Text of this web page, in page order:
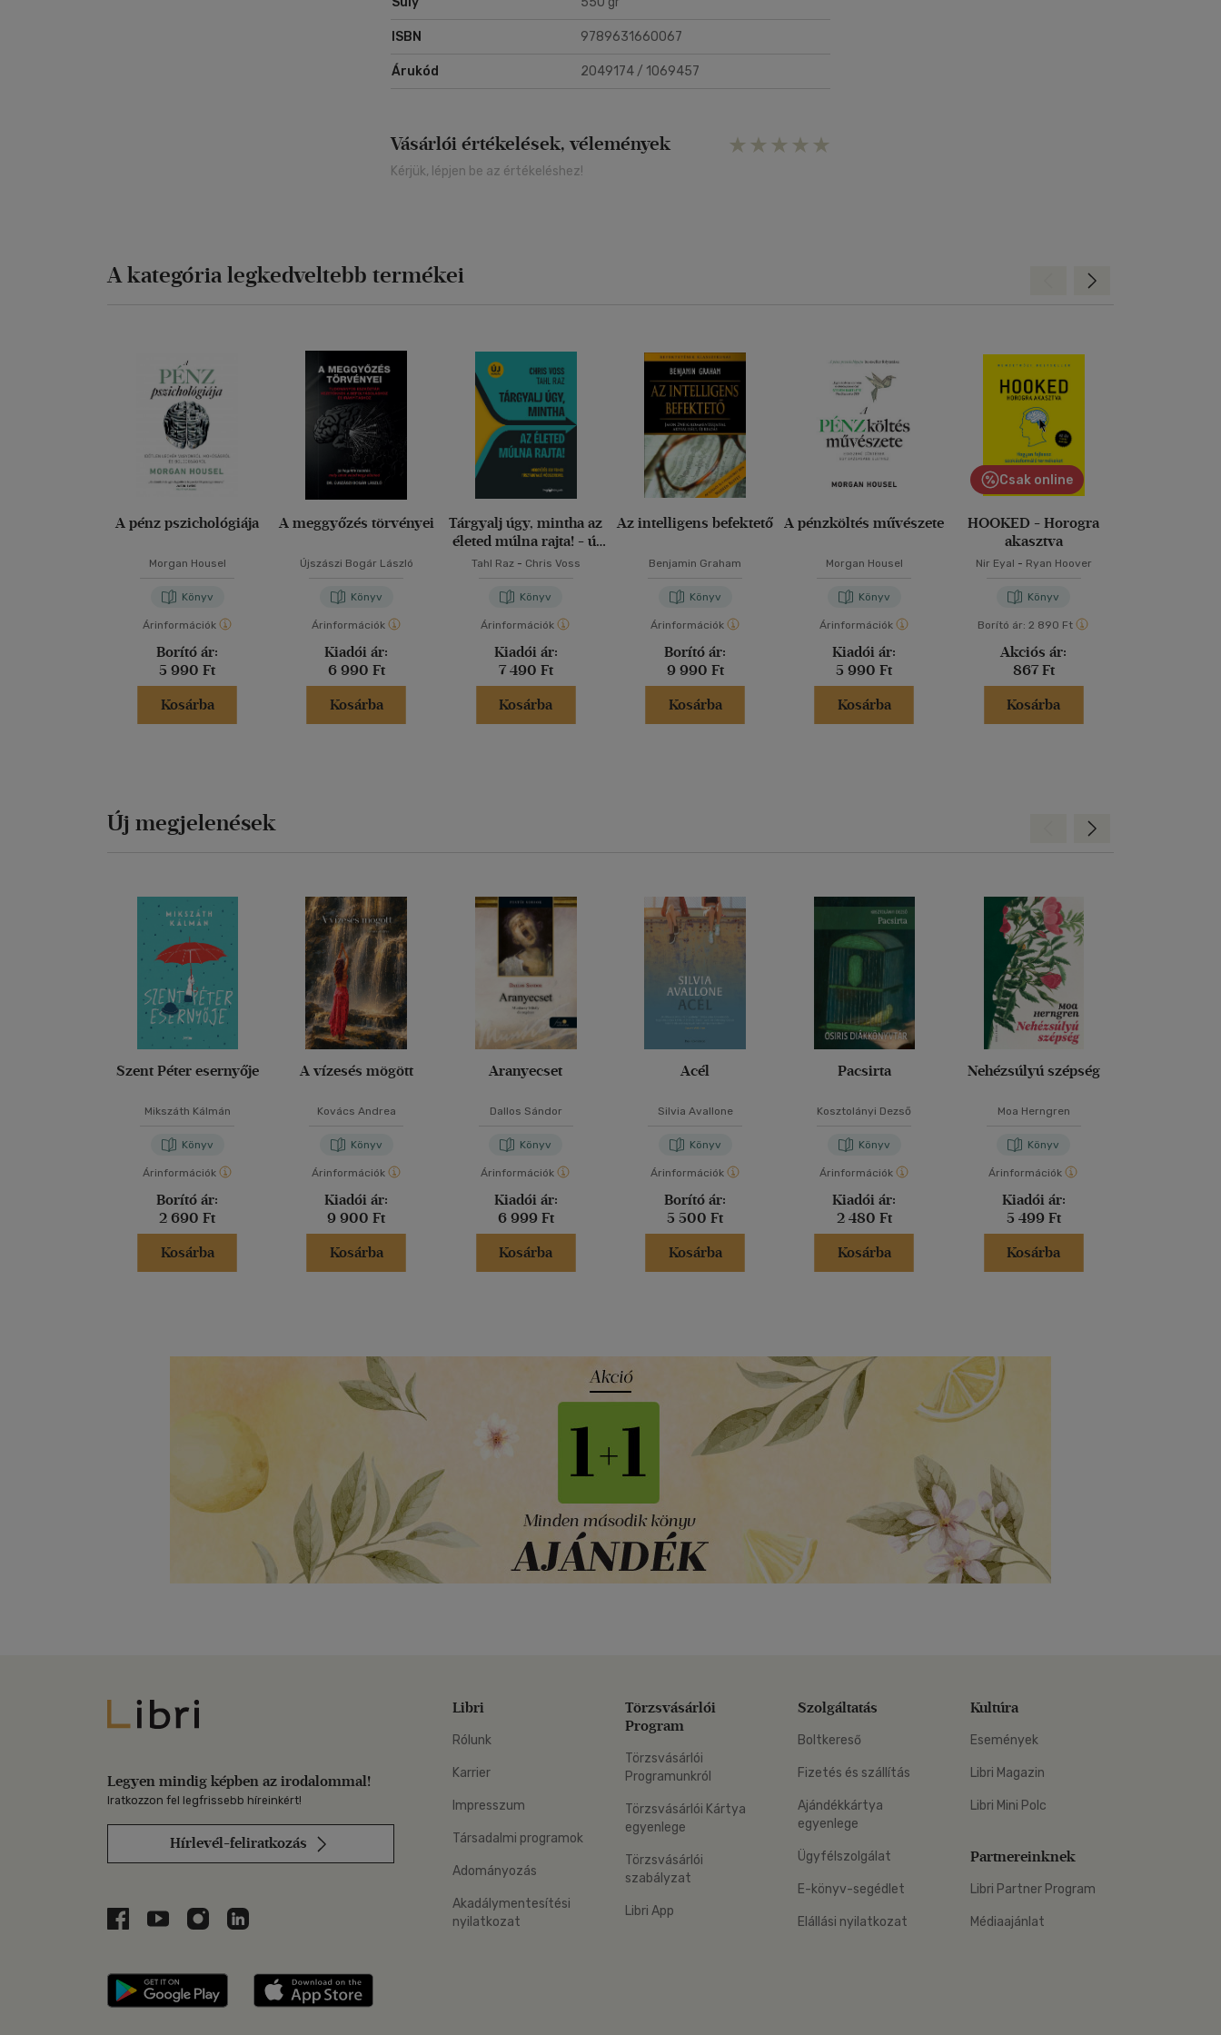
ISBN 9789631660067
Árukód 2049174 / 1069457
Vásárlói értékelések, vélemények
Kérjük, lépjen be az értékeléshez!
A kategória legkedveltebb termékei
A pénz pszichológiája
Morgan Housel
Könyv
Árinformációk
Borító ár:
5 990 Ft
Kosárba
A meggyőzés törvényei
Újszászi Bogár László
Könyv
Árinformációk
Kiadói ár:
6 990 Ft
Kosárba
Tárgyalj úgy, mintha az
életed múlna rajta! - új
kiadás
Tahl Raz- Chris Voss
Könyv
Árinformációk
Kiadói ár:
7 490 Ft
Kosárba
Az intelligens befektető
Benjamin Graham
Könyv
Árinformációk
Borító ár:
9 990 Ft
Kosárba
A pénzköltés művészete
Morgan Housel
Könyv
Árinformációk
Kiadói ár:
5 990 Ft
Kosárba
Csak online
HOOKED - Horogra
akasztva
Nir Eyal - Ryan Hoover
Könyv
Borító ár: 2 890 Ft
Akciós ár:
867 Ft
Kosárba
Előre
Új megjelenések
Szent Péter esernyője
Mikszáth Kálmán
Könyv
Árinformációk
Borító ár:
2 690 Ft
Kosárba
A vízesés mögött
Kovács Andrea
Könyv
Árinformációk
Kiadói ár:
9 900 Ft
Kosárba
Aranyecset
Dallos Sándor
Könyv
Árinformációk
Kiadói ár:
6 999 Ft
Kosárba
Acél
Silvia Avallone
Könyv
Árinformációk
Borító ár:
5 500 Ft
Kosárba
Pacsirta
Kosztolányi Dezső
Könyv
Árinformációk
Kiadói ár:
2 480 Ft
Kosárba
Nehézsúlyú szépség
Moa Herngren
Könyv
Árinformációk
Kiadói ár:
5 499 Ft
Kosárba
Előre
Libri
Legyen mindig képben az irodalommal!
Iratkozzon fel legfrissebb híreinkért!
Hírlevél-feliratkozás
Libri a Facebookon
Libri a Youtube-on
Libri az Instagramon
Libri a LinkedInen
Libri applikáció Szerezd meg: Google Play
Libri
Rólunk
Karrier
Impresszum
Társadalmi programok
Adományozás
Akadálymentesítési
nyilatkozat
Törzsvásárlói
Program
Törzsvásárlói
Programunkról
Törzsvásárlói Kártya
egyenlege
Törzsvásárlói
szabályzat
Libri App
Szolgáltatás
Boltkereső
Fizetés és szállítás
Ajándékkártya
egyenlege
Ügyfélszolgálat
E-könyv-segédlet
Elállási nyilatkozat
Kultúra
Események
Libri Magazin
Libri Mini Polc
Partnereinknek
Libri Partner Program
Médiaajánlat